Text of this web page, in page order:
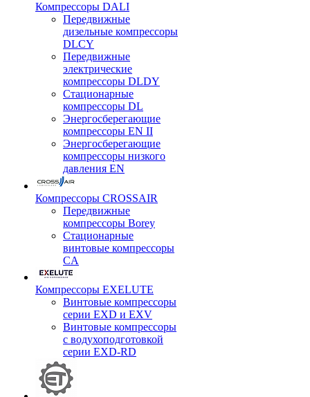
Компрессоры DALI
Передвижные
дизельные компрессоры
DLCY
Передвижные
электрические
компрессоры DLDY
Стационарные
компрессоры DL
Энергосберегающие
компрессоры EN II
Энергосберегающие
компрессоры низкого
давления EN
Компрессоры CROSSAIR
Передвижные
компрессоры Borey
Стационарные
винтовые компрессоры
CA
Компрессоры EXELUTE
Винтовые компрессоры
серии EXD и EXV
Винтовые компрессоры
с водухоподготовкой
серии EXD-RD